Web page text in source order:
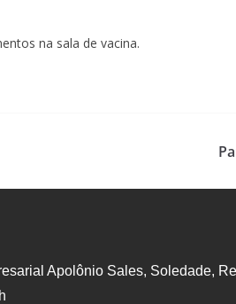
na sala de vacina.
Apolônio Sales, Soledade,